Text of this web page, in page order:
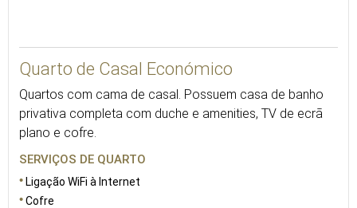
Quarto de Casal Económico
Quartos com cama de casal. Possuem casa de banho
privativa completa com duche e amenities, TV de ecrã
plano e cofre.
SERVIÇOS DE QUARTO
Ligação WiFi à Internet
Cofre